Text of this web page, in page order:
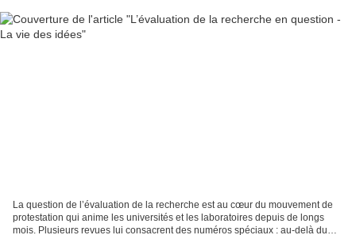
La question de l’évaluation de la recherche est au cœur du mouvement de
protestation qui anime les universités et les laboratoires depuis de longs
mois. Plusieurs revues lui consacrent des numéros spéciaux : au-delà du